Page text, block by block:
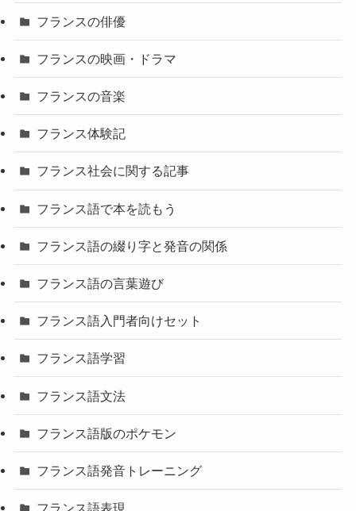
フランスの俳優
フランスの映画・ドラマ
フランスの音楽
フランス体験記
フランス社会に関する記事
フランス語で本を読もう
フランス語の綴り字と発音の関係
フランス語の言葉遊び
フランス語入門者向けセット
フランス語学習
フランス語文法
フランス語版のポケモン
フランス語発音トレーニング
フランス語表現